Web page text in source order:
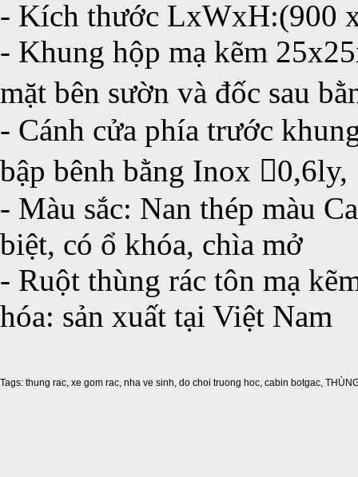
- Kích thước LxWxH:(900
- Khung hộp mạ kẽm
mặt bên sườn và đốc sau
- Cánh cửa phía trước
bập bênh bằng Inox 0,6ly,
- Màu sắc: Nan thép màu
biệt, có ổ khóa, chìa mở
- Ruột thùng rác tôn mạ
hóa: sản xuất tại Việt Nam
Tags: thung rac, xe gom rac, nha ve sinh, do choi truong hoc, cabin botgac,